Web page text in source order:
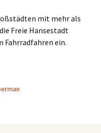
mit mehr als
Freie Hansestadt
Fahrradfahren ein.